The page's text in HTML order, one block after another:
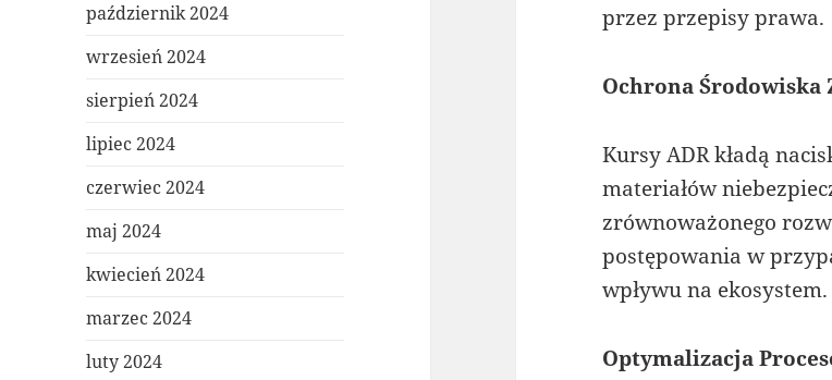
październik 2024
wrzesień 2024
sierpień 2024
lipiec 2024
czerwiec 2024
maj 2024
kwiecień 2024
marzec 2024
luty 2024
przez przepisy prawa.
Ochrona Środowiska
Kursy ADR kładą
materiałów
zrównoważonego
postępowania w
wpływu na ekosystem.
Optymalizacja